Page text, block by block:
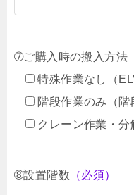
➆ご購入時の搬入方法
特殊作業なし（
階段作業のみ（階
クレーン作業・分
➇設置階数 （必須）